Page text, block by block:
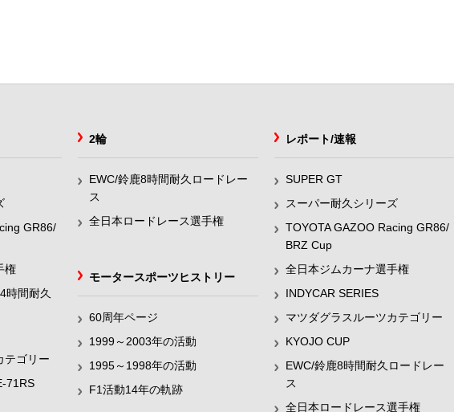
GR86/
権
時間耐久
テゴリー
71RS
2輪
EWC/鈴鹿8時間耐久ロードレー
ス
全日本ロードレース選手権
レポート/速報
SUPER GT
スーパー耐久シリーズ
TOYOTA GAZOO Racing GR86/
BRZ Cup
全日本ジムカーナ選手権
INDYCAR SERIES
マツダグラスルーツカテゴリー
KYOJO CUP
EWC/鈴鹿8時間耐久ロードレー
ス
全日本ロードレース選手権
モータースポーツヒストリー
60周年ページ
1999～2003年の活動
1995～1998年の活動
F1活動14年の軌跡